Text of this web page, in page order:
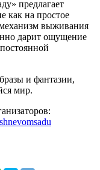
предлагает
как на простое
механизм выживания
дарит ощущение
и фантазии,
мир.